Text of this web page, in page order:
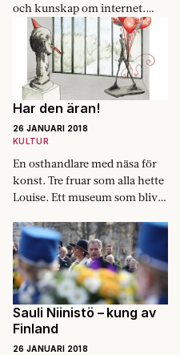
och kunskap om internet.
Hon har också nyckeln till
det.
Har den äran!
26 JANUARI 2018
KULTUR
En osthandlare med näsa för
konst. Tre fruar som alla hette
Louise. Ett museum som blivit
Louisiana fyller 60 år.
Sauli Niinistö – kung av
Finland
26 JANUARI 2018